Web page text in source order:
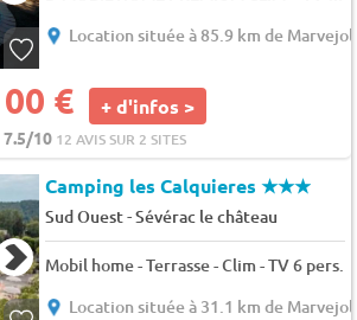
Location située à 85.9 km de
€ + d'infos >
7.5/10 12 AVIS SUR 2 SITES
Camping les Calquieres★★★
Sud Ouest-Sévérac le château
Mobil home - Terrasse - Clim - TV 6 pers.
Location située à 31.1 km de